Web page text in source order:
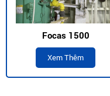
Focas 1500
Xem Thêm